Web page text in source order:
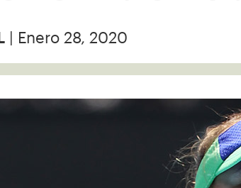
| Enero 28, 2020